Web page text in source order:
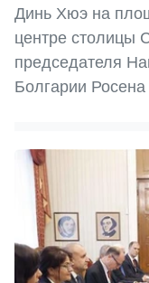
Динь Хюэ на
центре столицы
председателя
Болгарии